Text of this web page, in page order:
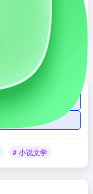
# 小说文学